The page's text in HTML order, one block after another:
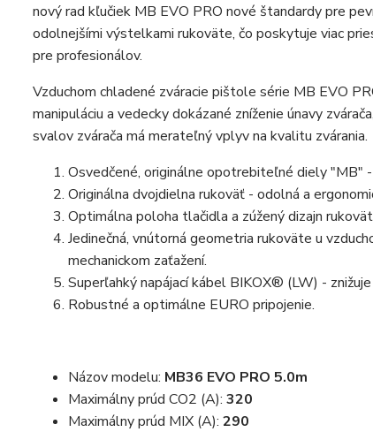
nový rad kľučiek MB EVO PRO nové štandardy pre
odolnejšími výstelkami rukoväte, čo poskytuje viac
pre profesionálov.
Vzduchom chladené zváracie pištole série MB EVO
manipuláciu a vedecky dokázané zníženie únavy
svalov zvárača má merateľný vplyv na kvalitu zvárania.
Osvedčené, originálne opotrebiteľné diely "MB"
Originálna dvojdielna rukoväť - odolná a
Optimálna poloha tlačidla a zúžený dizajn
Jedinečná, vnútorná geometria rukoväte u
mechanickom zaťažení.
Superľahký napájací kábel BIKOX® (LW) -
Robustné a optimálne EURO pripojenie.
Názov modelu: MB36 EVO PRO 5.0m
Maximálny prúd CO2 (A): 320
Maximálny prúd MIX (A): 290